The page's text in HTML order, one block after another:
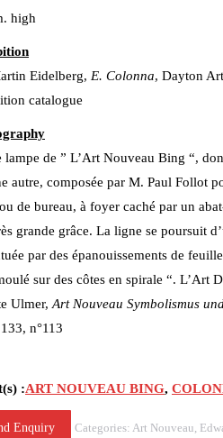
high
Eidelberg, E. Colonna, Dayton
catalogue
lampe de ” L’Art Nouveau Bing “,
autre, composée par M. Paul Follot
de bureau, à foyer caché par un
grande grâce. La ligne se poursuit
par des épanouissements de
sur des côtes en spirale “. L’Art
Ulmer, Art Nouveau Symbolismus
n°113
:ART NOUVEAU BING,
Enquiry Categories: Art Nouveau,